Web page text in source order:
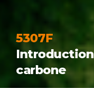
5307F
carbone